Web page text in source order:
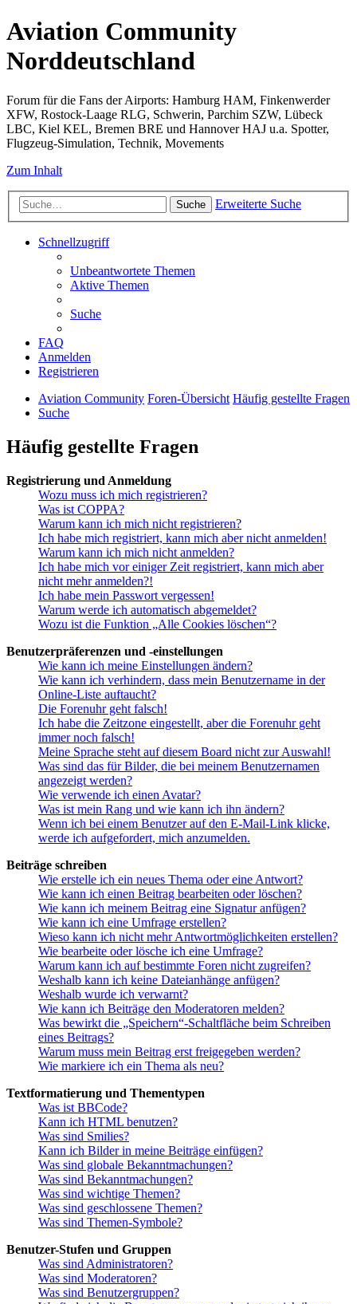
Aviation Community
Norddeutschland
Forum für die Fans der Airports: Hamburg HAM, Finkenwerder
XFW, Rostock-Laage RLG, Schwerin, Parchim SZW, Lübeck
LBC, Kiel KEL, Bremen BRE und Hannover HAJ u.a. Spotter,
Flugzeug-Simulation, Technik, Movements
Zum Inhalt
Suche Erweiterte Suche
Schnellzugriff
Unbeantwortete Themen
Aktive Themen
Suche
FAQ
Anmelden
Registrieren
Aviation Community Foren-Übersicht Häufig gestellte Fragen
Suche
Häufig gestellte Fragen
Registrierung und Anmeldung
Wozu muss ich mich registrieren?
Was ist COPPA?
Warum kann ich mich nicht registrieren?
Ich habe mich registriert, kann mich aber nicht anmelden!
Warum kann ich mich nicht anmelden?
Ich habe mich vor einiger Zeit registriert, kann mich aber
nicht mehr anmelden?!
Ich habe mein Passwort vergessen!
Warum werde ich automatisch abgemeldet?
Wozu ist die Funktion „Alle Cookies löschen“?
Benutzerpräferenzen und -einstellungen
Wie kann ich meine Einstellungen ändern?
Wie kann ich verhindern, dass mein Benutzername in der
Online-Liste auftaucht?
Die Forenuhr geht falsch!
Ich habe die Zeitzone eingestellt, aber die Forenuhr geht
immer noch falsch!
Meine Sprache steht auf diesem Board nicht zur Auswahl!
Was sind das für Bilder, die bei meinem Benutzernamen
angezeigt werden?
Wie verwende ich einen Avatar?
Was ist mein Rang und wie kann ich ihn ändern?
Wenn ich bei einem Benutzer auf den E-Mail-Link klicke,
werde ich aufgefordert, mich anzumelden.
Beiträge schreiben
Wie erstelle ich ein neues Thema oder eine Antwort?
Wie kann ich einen Beitrag bearbeiten oder löschen?
Wie kann ich meinem Beitrag eine Signatur anfügen?
Wie kann ich eine Umfrage erstellen?
Wieso kann ich nicht mehr Antwortmöglichkeiten erstellen?
Wie bearbeite oder lösche ich eine Umfrage?
Warum kann ich auf bestimmte Foren nicht zugreifen?
Weshalb kann ich keine Dateianhänge anfügen?
Weshalb wurde ich verwarnt?
Wie kann ich Beiträge den Moderatoren melden?
Was bewirkt die „Speichern“-Schaltfläche beim Schreiben
eines Beitrags?
Warum muss mein Beitrag erst freigegeben werden?
Wie markiere ich ein Thema als neu?
Textformatierung und Thementypen
Was ist BBCode?
Kann ich HTML benutzen?
Was sind Smilies?
Kann ich Bilder in meine Beiträge einfügen?
Was sind globale Bekanntmachungen?
Was sind Bekanntmachungen?
Was sind wichtige Themen?
Was sind geschlossene Themen?
Was sind Themen-Symbole?
Benutzer-Stufen und Gruppen
Was sind Administratoren?
Was sind Moderatoren?
Was sind Benutzergruppen?